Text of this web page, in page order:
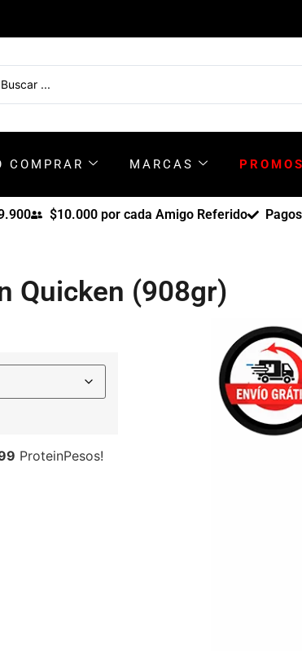
COMPRAR MARCAS
$10.000 por cada Amigo Referido
Quicken (908gr)
ProteinPesos!